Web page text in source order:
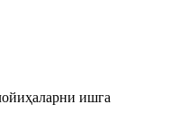
ишга